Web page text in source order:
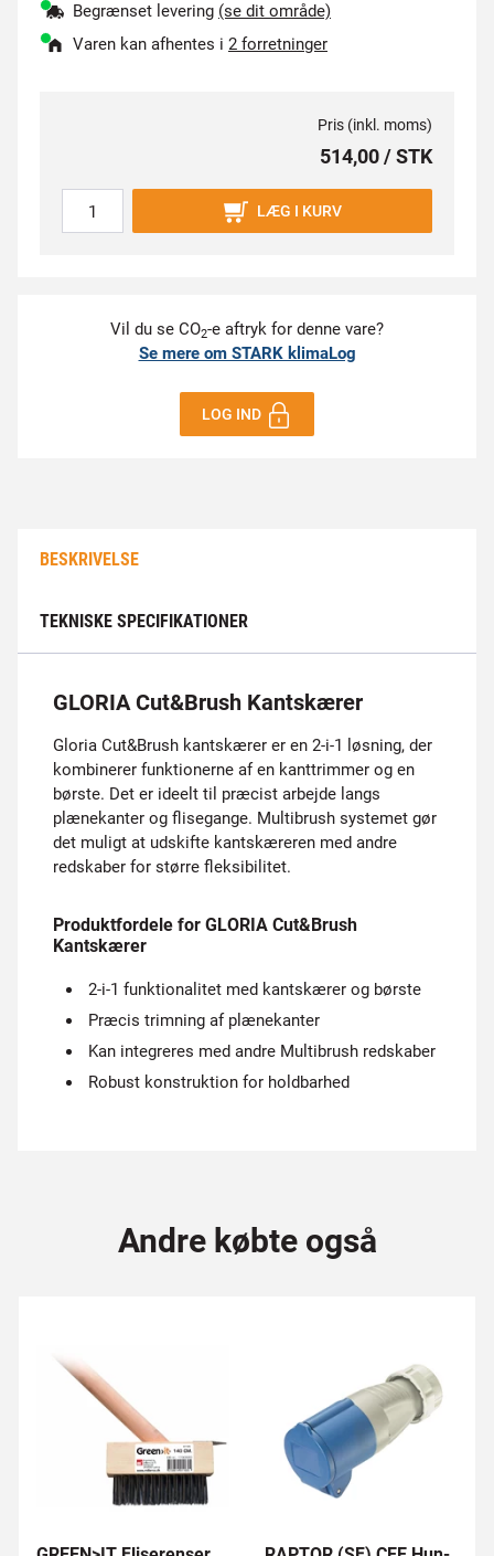
Begrænset levering (se dit område)
Varen kan afhentes i 2 forretninger
Pris (inkl. moms)
514,00 / STK
LÆG I KURV
Vil du se CO2-e aftryk for denne vare?
Se mere om STARK klimaLog
LOG IND
BESKRIVELSE
TEKNISKE SPECIFIKATIONER
GLORIA Cut&Brush Kantskærer
Gloria Cut&Brush kantskærer er en 2-i-1 løsning, der
kombinerer funktionerne af en kanttrimmer og en
børste. Det er ideelt til præcist arbejde langs
plænekanter og flisegange. Multibrush systemet gør
det muligt at udskifte kantskæreren med andre
redskaber for større fleksibilitet.
Produktfordele for GLORIA Cut&Brush
Kantskærer
2-i-1 funktionalitet med kantskærer og børste
Præcis trimning af plænekanter
Kan integreres med andre Multibrush redskaber
Robust konstruktion for holdbarhed
Andre købte også